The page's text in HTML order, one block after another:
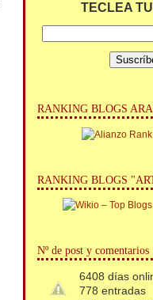
TECLEA
RANKING BLOGS
RANKING BLOGS
Nº de post y comentarios
6408 días
778 entradas